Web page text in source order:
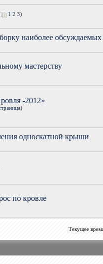
1 2 3)
наиболее обсуждаемых
мастерству
-2012»
)
односкатной крыши
по кровле
Текущее